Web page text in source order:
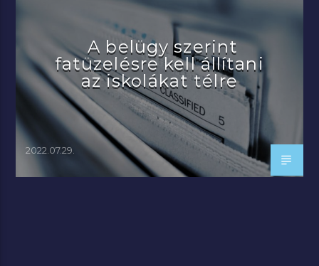
A belügy szerint
fatüzelésre kell állítani
az iskolákat télre
2022.07.29.